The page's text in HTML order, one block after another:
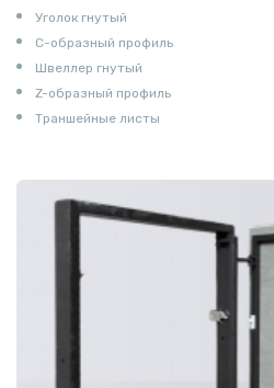
Уголок гнутый
С-образный профиль
Швеллер гнутый
Z-образный профиль
Траншейные листы